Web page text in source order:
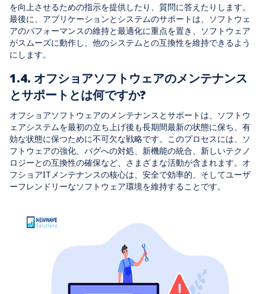
を向上させるための指示を提供したり、質問に答えたりします。
最後に、アプリケーションとシステムのサポートは、ソフトウェ
アのパフォーマンスの維持と最適化に重点を置き、ソフトウェア
がスムーズに動作し、他のシステムとの互換性を維持できるよう
にします。
1.4. オフショアソフトウェアのメンテナンス
とサポートとは何ですか?
オフショアソフトウェアのメンテナンスとサポート は、ソフトウ
ェアシステムを最初の立ち上げ後も長期間最新の状態に保ち、有
効な状態に保つために不可欠な戦略です。このプロセスには、ソ
フトウェアの強化、バグへの対処、新機能の統合、新しいテクノ
ロジーとの互換性の確保など、さまざまな活動が含まれます。 オ
フショアITメンテナンスの核心は、安全で効率的、そしてユーザ
ーフレンドリーなソフトウェア環境を維持することです。